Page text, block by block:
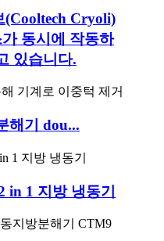
(Cooltech Cryoli)
동시에 작동하
있습니다.
해기 dou...
in 1 지방 냉동기